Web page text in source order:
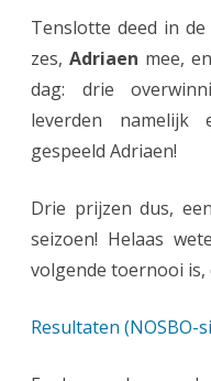
n
d
-
P
r
i
x
Tenslotte deed in
zes, Adriaen mee,
dag: drie
leverden
gespeeld Adriaen!
Drie prijzen dus,
seizoen! Helaas
volgende toernooi
Resultaten (NOSBO-